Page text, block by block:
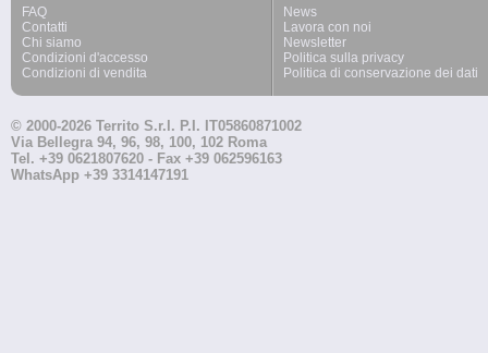
FAQ
Contatti
Chi siamo
Condizioni d'accesso
Condizioni di vendita
News
Lavora con noi
Newsletter
Politica sulla privacy
Politica di conservazione dei dati
© 2000-2026 Territo S.r.l. P.I. IT05860871002
Via Bellegra 94, 96, 98, 100, 102 Roma
Tel. +39 0621807620 - Fax +39 062596163
WhatsApp +39 3314147191